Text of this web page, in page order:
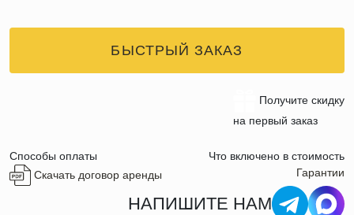
БЫСТРЫЙ ЗАКАЗ
Получите скидку
на первый заказ
Способы оплаты
Что включено в стоимость
Скачать договор аренды
Гарантии
НАПИШИТЕ НАМ